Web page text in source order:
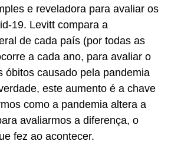
e reveladora para avaliar os
19. Levitt compara a
de cada país (por todas as
a cada ano, para avaliar o
óbitos causado pela pandemia
este aumento é a chave
como a pandemia altera a
avaliarmos a diferença, o
fez ao acontecer.